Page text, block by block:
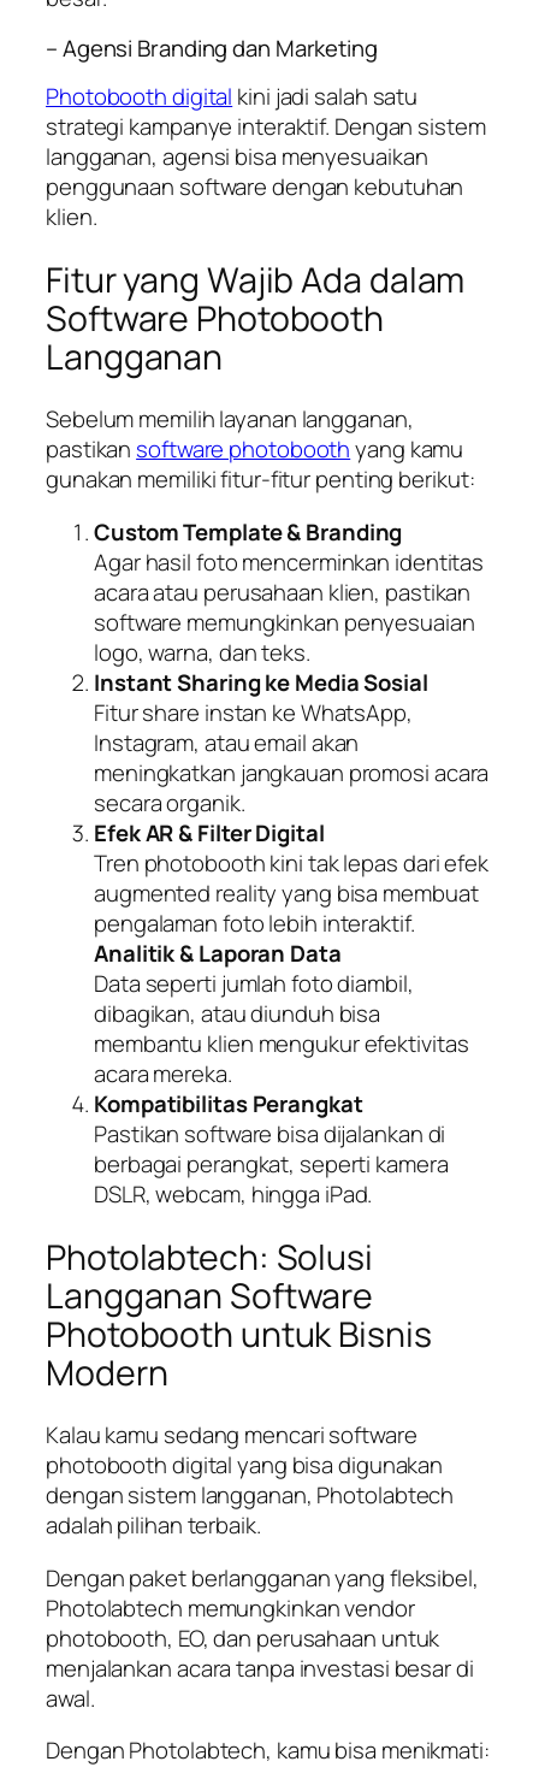
– Agensi Branding dan Marketing
Photobooth digital kini jadi salah satu
strategi kampanye interaktif. Dengan sistem
langganan, agensi bisa menyesuaikan
penggunaan software dengan kebutuhan
klien.
Fitur yang Wajib Ada dalam
Software Photobooth
Langganan
Sebelum memilih layanan langganan,
pastikan software photoboothyang kamu
gunakan memiliki fitur-fitur penting berikut:
Custom Template & Branding
Agar hasil foto mencerminkan identitas
acara atau perusahaan klien, pastikan
software memungkinkan penyesuaian
logo, warna, dan teks.
Instant Sharing ke Media Sosial
Fitur share instan ke WhatsApp,
Instagram, atau email akan
meningkatkan jangkauan promosi acara
secara organik.
Efek AR & Filter Digital
Tren photobooth kini tak lepas dari efek
augmented reality yang bisa membuat
pengalaman foto lebih interaktif.
Analitik & Laporan Data
Data seperti jumlah foto diambil,
dibagikan, atau diunduh bisa
membantu klien mengukur efektivitas
acara mereka.
Kompatibilitas Perangkat
Pastikan software bisa dijalankan di
berbagai perangkat, seperti kamera
DSLR, webcam, hingga iPad.
Photolabtech: Solusi
Langganan Software
Photobooth untuk Bisnis
Modern
Kalau kamu sedang mencari software
photobooth digital yang bisa digunakan
dengan sistem langganan, Photolabtech
adalah pilihan terbaik.
Dengan paket berlangganan yang fleksibel,
Photolabtech memungkinkan vendor
photobooth, EO, dan perusahaan untuk
menjalankan acara tanpa investasi besar di
awal.
Dengan Photolabtech, kamu bisa menikmati: